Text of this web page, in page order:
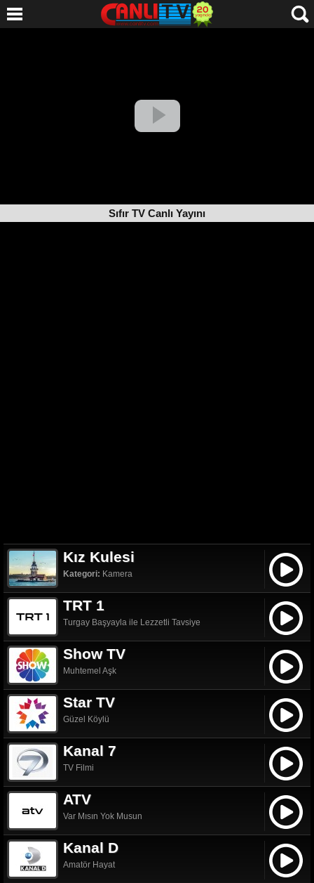
Sıfır TV Canlı Yayını
Kız Kulesi
Kategori: Kamera
TRT 1
Turgay Başyayla ile Lezzetli Tavsiye
Show TV
Muhtemel Aşk
Star TV
Güzel Köylü
Kanal 7
TV Filmi
ATV
Var Mısın Yok Musun
Kanal D
Amatör Hayat